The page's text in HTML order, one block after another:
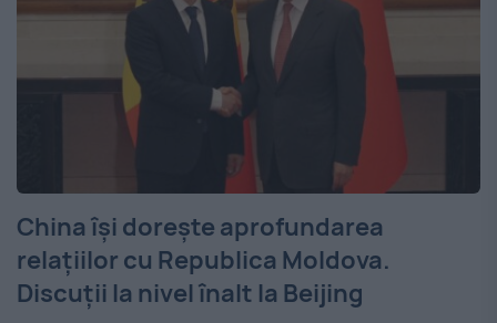
China își dorește aprofundarea
relațiilor cu Republica Moldova.
Discuții la nivel înalt la Beijing